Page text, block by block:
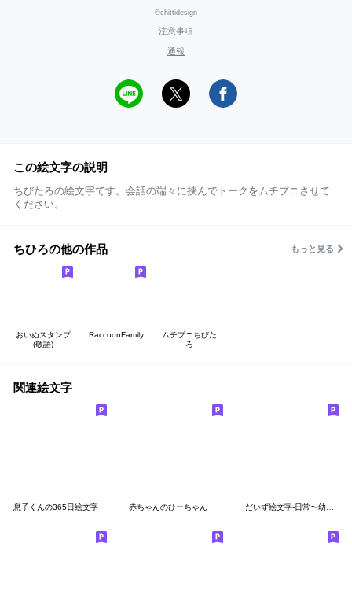
©chittidesign
注意事項
通報
この絵文字の説明
ちびたろの絵文字です。会話の端々に挟んでトークをムチプニさせて
ください。
ちひろの他の作品 もっと見る
おいぬスタンプ
(敬語)
RaccoonFamily
ムチプニちびた
ろ
関連絵文字
息子くんの365日絵文字 赤ちゃんのひーちゃん